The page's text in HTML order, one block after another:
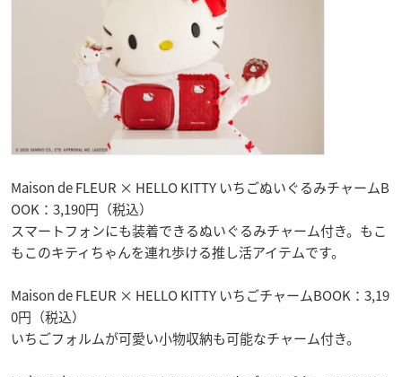
Maison de FLEUR × HELLO KITTY いちごぬいぐるみチャームB
OOK：3,190円（税込）
スマートフォンにも装着できるぬいぐるみチャーム付き。もこ
もこのキティちゃんを連れ歩ける推し活アイテムです。
Maison de FLEUR × HELLO KITTY いちごチャームBOOK：3,19
0円（税込）
いちごフォルムが可愛い小物収納も可能なチャーム付き。